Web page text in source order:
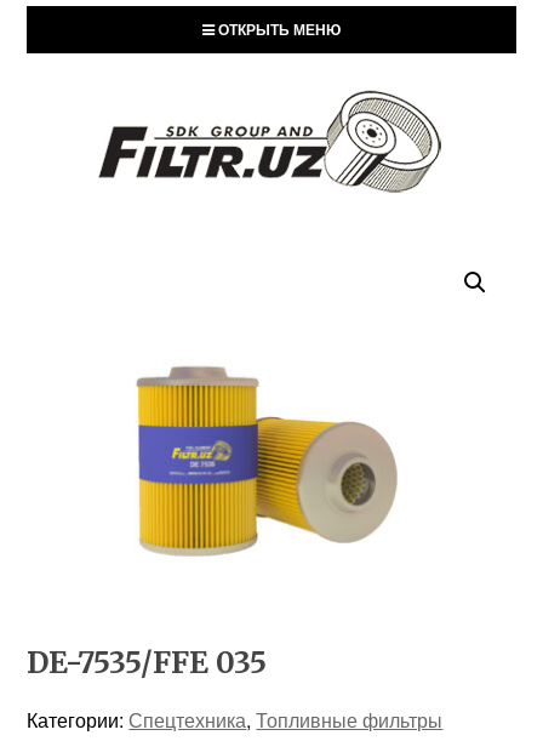
ОТКРЫТЬ МЕНЮ
DE-7535/FFE 035
Категории:Спецтехника,Топливные фильтры